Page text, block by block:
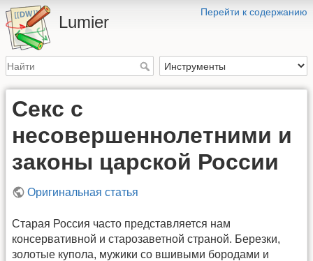
Перейти к содержанию
Lumier
Секс с
несовершеннолетними и
законы царской России
Оригинальная статья
Старая Россия часто представляется нам
консервативной и старозаветной страной. Березки,
золотые купола, мужики со вшивыми бородами и